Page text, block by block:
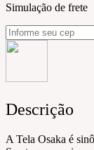
Simulação de frete
Descrição
A Tela Osaka é